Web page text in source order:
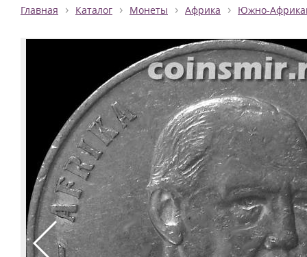
Главная › Каталог › Монеты › Африка › Южно-